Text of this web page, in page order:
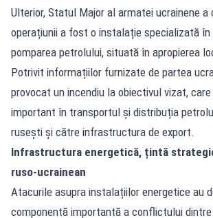
Ulterior, Statul Major al armatei ucrainene
operațiunii a fost o instalație specializată în
pomparea petrolului, situată în apropierea
Potrivit informațiilor furnizate de partea
provocat un incendiu la obiectivul vizat,
important în transportul și distribuția
rusești și către infrastructura de export.
Infrastructura energetică, țintă
ruso-ucrainean
Atacurile asupra instalațiilor energetice au
componentă importantă a conflictului